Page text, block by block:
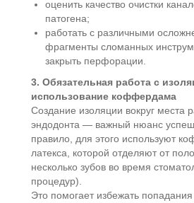
оценить качество очистки
патогена;
работать с различными
фрагменты сломанных
закрыть перфорации.
3. Обязательная работа с
использование коффердама
Создание изоляции вокруг места
эндодонта — важный нюанс
правило, для этого используют
латекса, которой отделяют от
несколько зубов во время
процедур).
Это помогает избежать